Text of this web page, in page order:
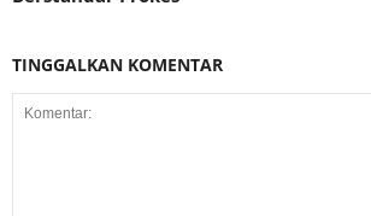
TINGGALKAN KOMENTAR